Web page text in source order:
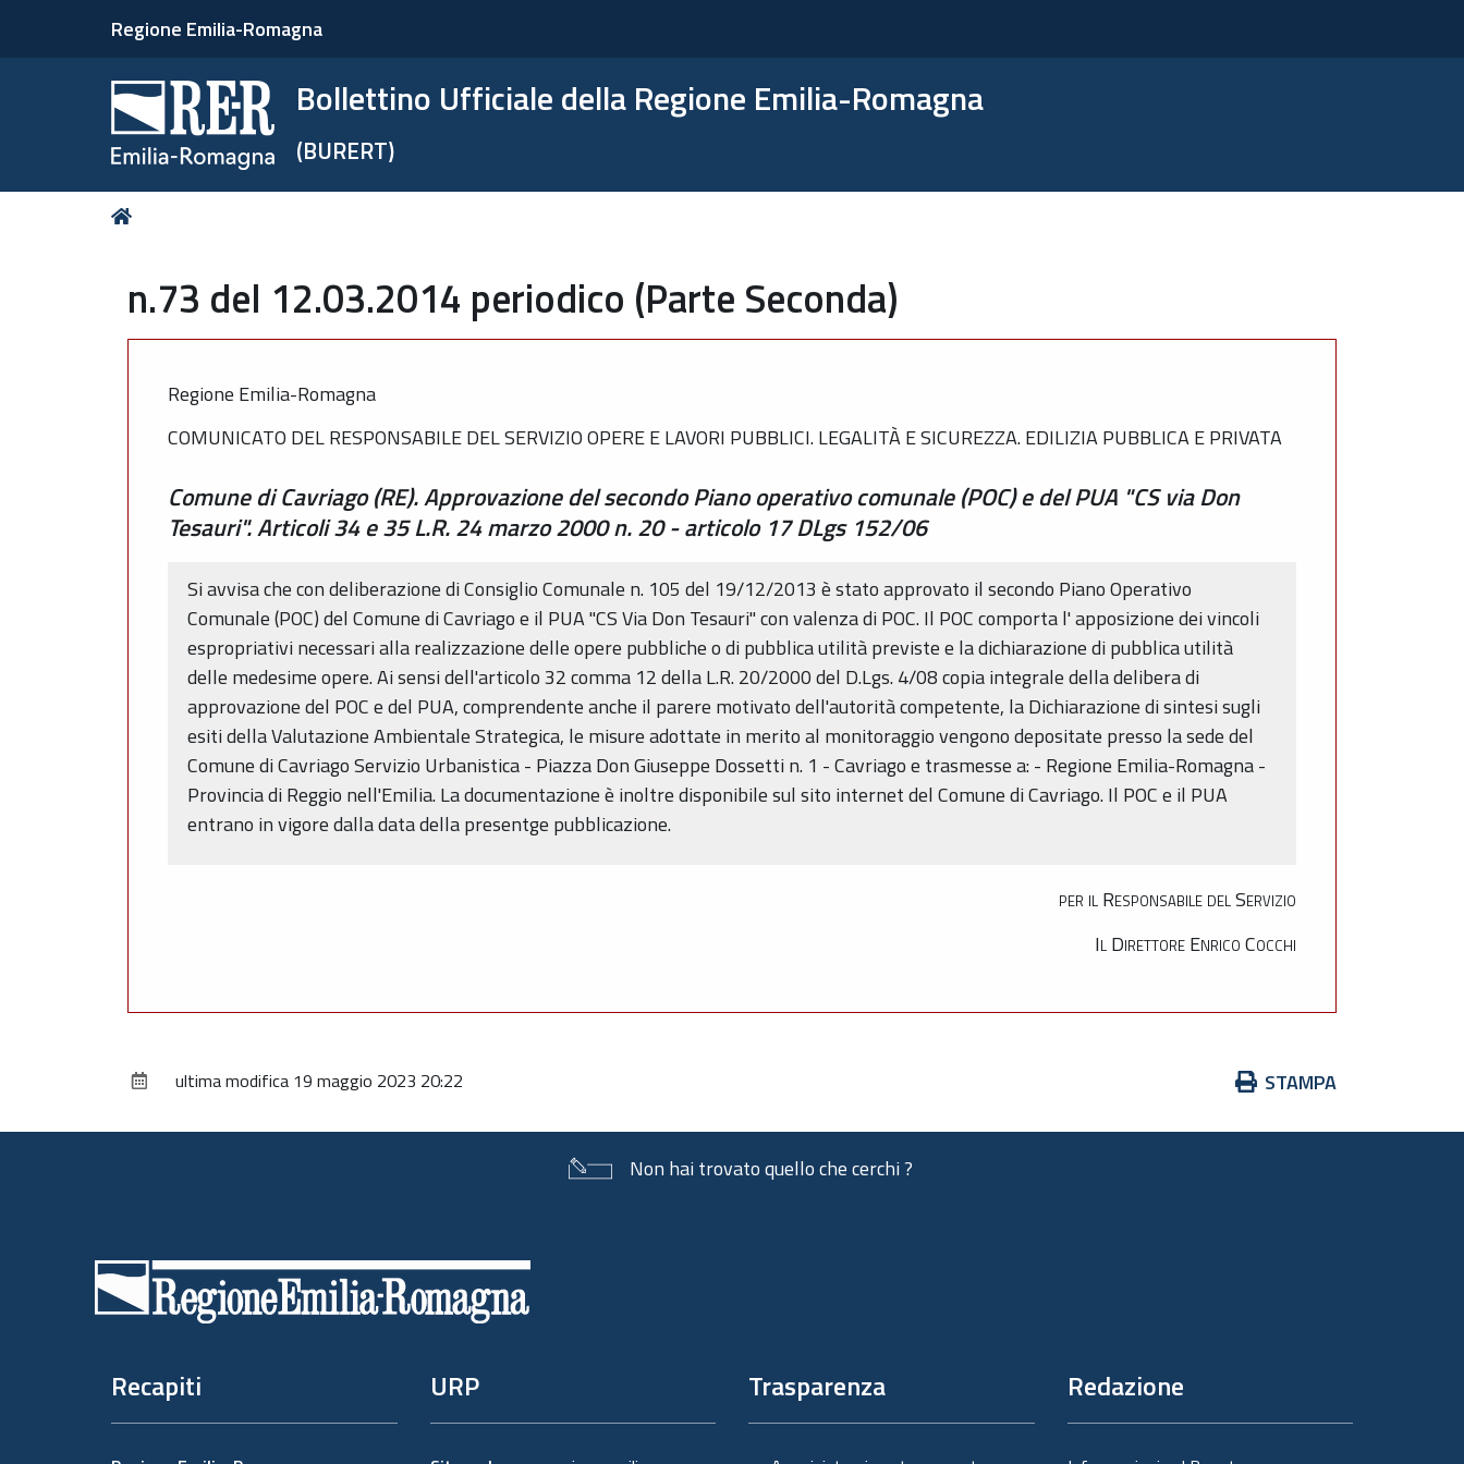
Regione Emilia-Romagna
Bollettino Ufficiale della Regione Emilia-Romagna
(BURERT)
Tu
n.73 del 12.03.2014 periodico (Parte Seconda)
Regione Emilia-Romagna
COMUNICATO DEL RESPONSABILE DEL SERVIZIO OPERE E LAVORI PUBBLICI. LEGALITÀ E SICUREZZA. EDILIZIA PUBBLICA E PRIVATA
Comune di Cavriago (RE). Approvazione del secondo Piano operativo comunale (POC) e del PUA "CS via Don
Tesauri". Articoli 34 e 35 L.R. 24 marzo 2000 n. 20 - articolo 17 DLgs 152/06
Si avvisa che con deliberazione di Consiglio Comunale n. 105 del 19/12/2013 è stato approvato il secondo Piano Operativo
Comunale (POC) del Comune di Cavriago e il PUA "CS Via Don Tesauri" con valenza di POC. Il POC comporta l' apposizione dei vincoli
espropriativi necessari alla realizzazione delle opere pubbliche o di pubblica utilità previste e la dichiarazione di pubblica utilità
delle medesime opere. Ai sensi dell'articolo 32 comma 12 della L.R. 20/2000 del D.Lgs. 4/08 copia integrale della delibera di
approvazione del POC e del PUA, comprendente anche il parere motivato dell'autorità competente, la Dichiarazione di sintesi sugli
esiti della Valutazione Ambientale Strategica, le misure adottate in merito al monitoraggio vengono depositate presso la sede del
Comune di Cavriago Servizio Urbanistica - Piazza Don Giuseppe Dossetti n. 1 - Cavriago e trasmesse a: - Regione Emilia-Romagna -
Provincia di Reggio nell'Emilia. La documentazione è inoltre disponibile sul sito internet del Comune di Cavriago. Il POC e il PUA
entrano in vigore dalla data della presentge pubblicazione.
per il Responsabile del Servizio
Il Direttore Enrico Cocchi
Azioni
documento
STAMPA
ultima modifica 19 maggio 2023 20:22
Non hai trovato quello che cerchi ?
Recapiti URP Trasparenza Redazione